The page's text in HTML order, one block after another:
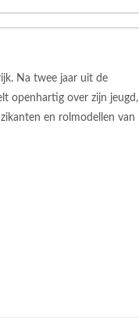
Na twee jaar uit de
openhartig over zijn jeugd,
en rolmodellen van